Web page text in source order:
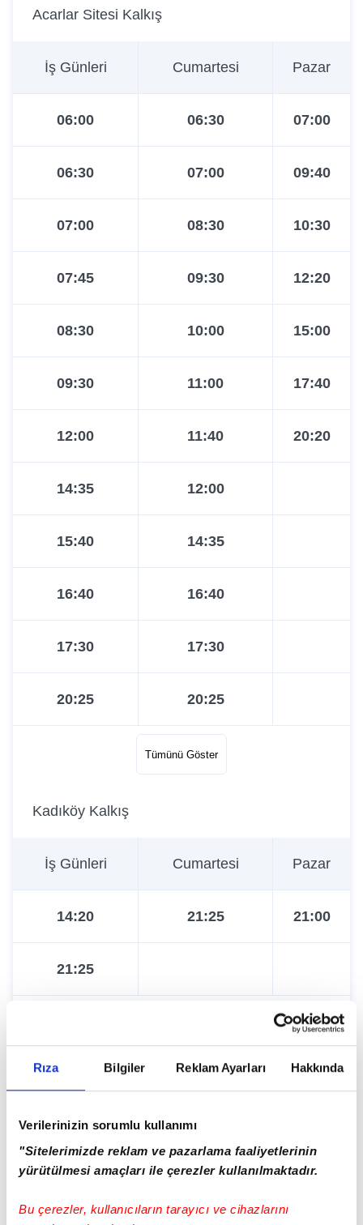
Rıza Bilgiler Reklam Ayarları Hakkında
Verilerinizin sorumlu kullanımı
"Sitelerimizde reklam ve pazarlama faaliyetlerinin
yürütülmesi amaçları ile çerezler kullanılmaktadır.
Bu çerezler, kullanıcıların tarayıcı ve cihazlarını
Acarlar Sitesi Kalkış
İş Günleri Cumartesi Pazar
06:00 06:30 07:00
06:30 07:00 09:40
07:00 08:30 10:30
07:45 09:30 12:20
08:30 10:00 15:00
09:30 11:00 17:40
12:00 11:40 20:20
14:35 12:00
15:40 14:35
16:40 16:40
17:30 17:30
20:25 20:25
Tümünü Göster
Kadıköy Kalkış
İş Günleri Cumartesi Pazar
14:20 21:25 21:00
21:25
İETT Haberleri